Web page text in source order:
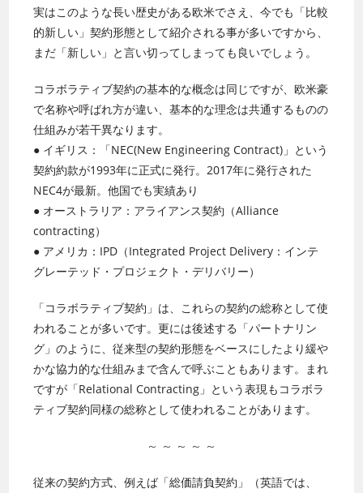
実はこのような長い歴史がある欧米でさえ、今でも「比較
的新しい」契約形態として紹介される事が多いですから、
まだ「新しい」と言い切ってしまっても良いでしょう。
コラボラティブ契約の基本的な概念は同じですが、欧米豪
で名称や呼ばれ方が違い、基本的な理念は共通するものの
仕組みが若干異なります。
● イギリス：「NEC(New Engineering Contract)」という
契約約款が1993年に正式に発行。 2017年に発行された
NEC4が最新。他国でも実績あり
● オーストラリア：アライアンス契約（Alliance
contracting）
● アメリカ：IPD（Integrated Project Delivery：インテ
グレーテッド・プロジェクト・デリバリー）
「コラボラティブ契約」は、これらの契約の総称として使
われることが多いです。更には後述する「パートナリン
グ」のように、従来型の契約形態をベースにしたより緩や
かな協力的な仕組みまで含んで呼ぶこともあります。まれ
ですが「Relational Contracting」という表現もコラボラ
ティブ契約同様の総称として使われることがあります。
～ ～ ～ ～ ～
従来の契約方式、例えば「総価請負契約」（英語では、